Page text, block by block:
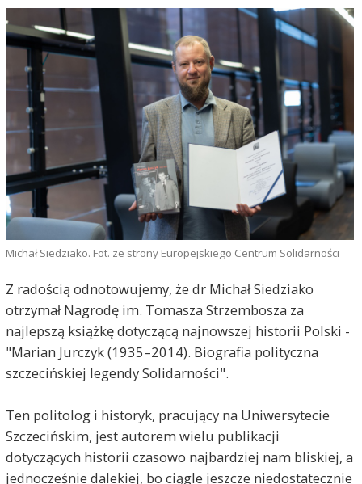
Michał Siedziako. Fot. ze strony Europejskiego Centrum Solidarności
Z radością odnotowujemy, że dr Michał Siedziako
otrzymał Nagrodę im. Tomasza Strzembosza za
najlepszą książkę dotyczącą najnowszej historii Polski -
"Marian Jurczyk (1935–2014). Biografia polityczna
szczecińskiej legendy Solidarności".
Ten politolog i historyk, pracujący na Uniwersytecie
Szczecińskim, jest autorem wielu publikacji
dotyczących historii czasowo najbardziej nam bliskiej, a
jednocześnie dalekiej, bo ciągle jeszcze niedostatecznie